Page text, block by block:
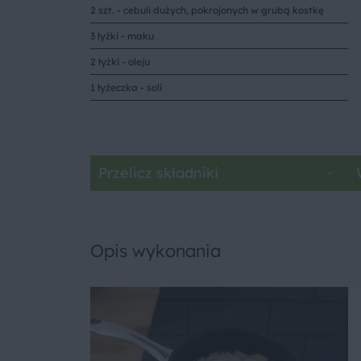
2 szt. - cebuli dużych, pokrojonych w grubą kostkę
3 łyżki - maku
2 łyżki - oleju
1 łyżeczka - soli
Przelicz składniki
Opis wykonania